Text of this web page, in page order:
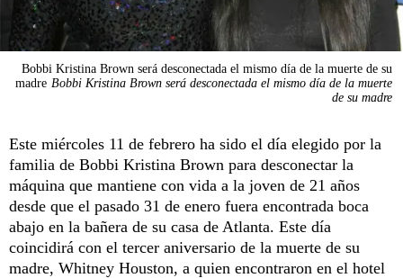
Bobbi Kristina Brown será desconectada el mismo día de la muerte de su
madre Bobbi Kristina Brown será desconectada el mismo día de la muerte
de su madre
Este miércoles 11 de febrero ha sido el día elegido por la
familia de Bobbi Kristina Brown para desconectar la
máquina que mantiene con vida a la joven de 21 años
desde que el pasado 31 de enero fuera encontrada boca
abajo en la bañera de su casa de Atlanta. Este día
coincidirá con el tercer aniversario de la muerte de su
madre, Whitney Houston, a quien encontraron en el hotel